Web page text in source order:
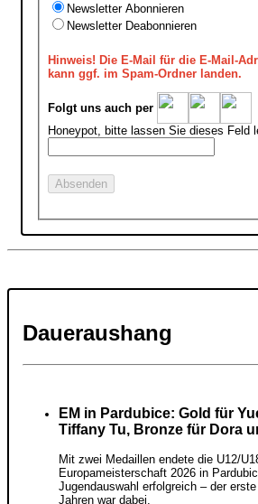
Newsletter Abonnieren
Newsletter Deabonnieren
Hinweis! Die E-Mail für die E-Mail-
kann ggf. im Spam-Ordner landen.
Folgt uns auch per
Honeypot, bitte lassen Sie dieses Feld
Daueraushang
EM in Pardubice: Gold für
Tiffany Tu, Bronze für Dora
Mit zwei Medaillen endete die U12/
Europameisterschaft 2026 in
Jugendauswahl erfolgreich – der
Jahren war dabei.